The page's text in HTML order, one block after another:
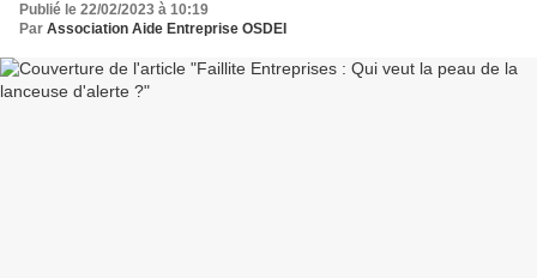
Publié le 22/02/2023 à 10:19
Par Association Aide Entreprise OSDEI